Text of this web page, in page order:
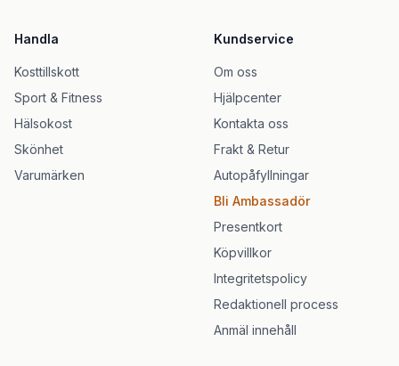
Handla
Kosttillskott
Sport & Fitness
Hälsokost
Skönhet
Varumärken
Kundservice
Om oss
Hjälpcenter
Kontakta oss
Frakt & Retur
Autopåfyllningar
Bli Ambassadör
Presentkort
Köpvillkor
Integritetspolicy
Redaktionell process
Anmäl innehåll